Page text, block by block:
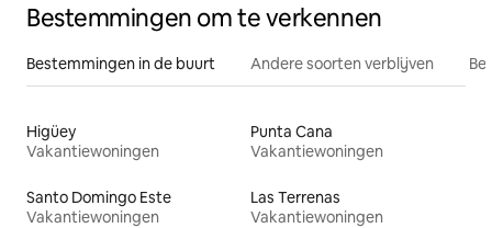
Bestemmingen om te verkennen
Bestemmingen in de buurt Andere soorten verblijven
Higüey
Vakantiewoningen
Punta Cana
Vakantiewoningen
Santo Domingo Este
Vakantiewoningen
Las Terrenas
Vakantiewoningen